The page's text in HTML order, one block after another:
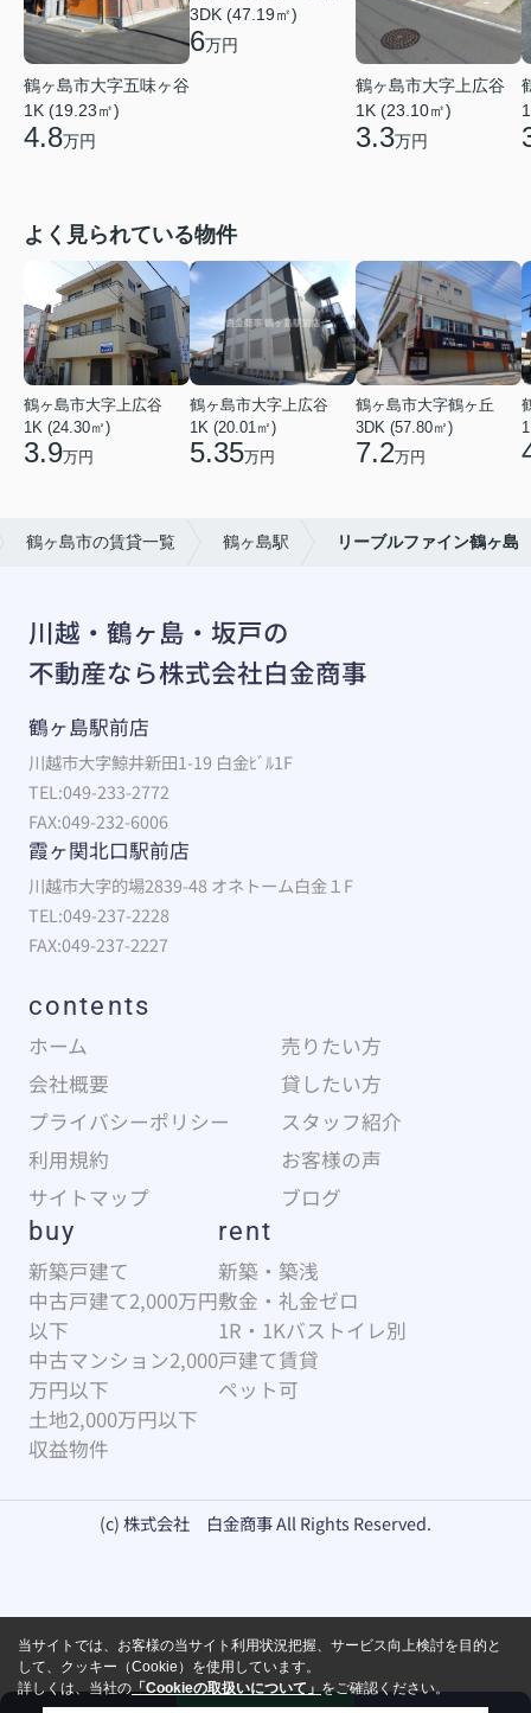
鶴ヶ島市大字五味ヶ谷
1K (19.23㎡)
4.8万円
3DK (47.19㎡)
6万円
鶴ヶ島市大字上広谷
1K (23.10㎡)
3.3万円
よく見られている物件
鶴ヶ島市大字上広谷
1K (24.30㎡)
3.9万円
鶴ヶ島市大字上広谷
1K (20.01㎡)
5.35万円
鶴ヶ島市大字鶴ヶ丘
3DK (57.80㎡)
7.2万円
鶴ヶ島市の賃貸一覧 鶴ヶ島駅 リーブルファイン鶴ヶ島
川越・鶴ヶ島・坂戸の
不動産なら株式会社白金商事
鶴ヶ島駅前店
川越市大字鯨井新田1-19 白金ﾋﾞﾙ1F
TEL:049-233-2772
FAX:049-232-6006
霞ヶ関北口駅前店
川越市大字的場2839-48 オネトーム白金１F
TEL:049-237-2228
FAX:049-237-2227
contents
ホーム
売りたい方
会社概要
貸したい方
プライバシーポリシー
スタッフ紹介
利用規約
お客様の声
サイトマップ
ブログ
buy
新築戸建て
中古戸建て2,000万円
以下
中古マンション2,000
万円以下
土地2,000万円以下
収益物件
rent
新築・築浅
敷金・礼金ゼロ
1R・1Kバストイレ別
戸建て賃貸
ペット可
(c) 株式会社 白金商事 All Rights Reserved.
当サイトでは、お客様の当サイト利用状況把握、サービス向上検討を目的と
して、クッキー（Cookie）を使用しています。
詳しくは、当社の 「Cookieの取扱いについて」 をご確認ください。